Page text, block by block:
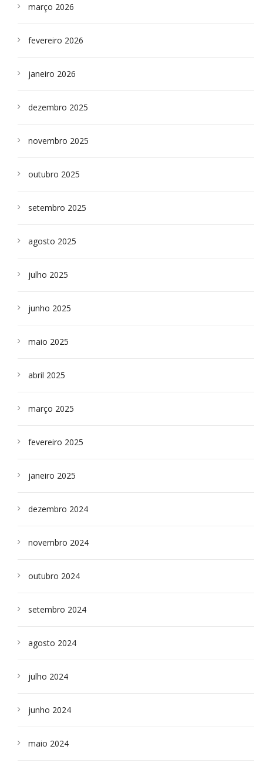
março 2026
fevereiro 2026
janeiro 2026
dezembro 2025
novembro 2025
outubro 2025
setembro 2025
agosto 2025
julho 2025
junho 2025
maio 2025
abril 2025
março 2025
fevereiro 2025
janeiro 2025
dezembro 2024
novembro 2024
outubro 2024
setembro 2024
agosto 2024
julho 2024
junho 2024
maio 2024